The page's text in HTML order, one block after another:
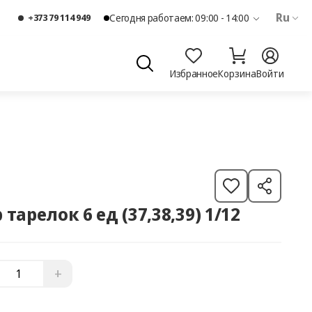
+373 79 114 949 Сегодня работаем: 09:00 - 14:00 Ru
ИзбранноеКорзинаВойти
6 ед (37,38,39) 1/12
+